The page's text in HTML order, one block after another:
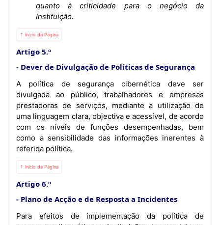
quanto à criticidade para o negócio da
Instituição.
⇡ Início da Página
Artigo 5.º
Dever de Divulgação de Políticas de Segurança
A política de segurança cibernética deve ser
divulgada ao público, trabalhadores e empresas
prestadoras de serviços, mediante a utilização de
uma linguagem clara, objectiva e acessível, de acordo
com os níveis de funções desempenhadas, bem
como a sensibilidade das informações inerentes à
referida política.
⇡ Início da Página
Artigo 6.º
Plano de Acção e de Resposta a Incidentes
Para efeitos de implementação da política de